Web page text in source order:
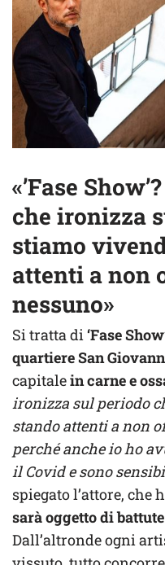
«’Fase
che ironizza
stiamo
attenti a non
nessuno»
Si tratta di‘Fase
quartiere San Giovann
capitalein carne e
ironizza sul periodo
stando attenti a non
perché anche io ho
il Covid e sono
spiegato l’attore, che
sarà oggetto di battute
Dall’altronde ogni